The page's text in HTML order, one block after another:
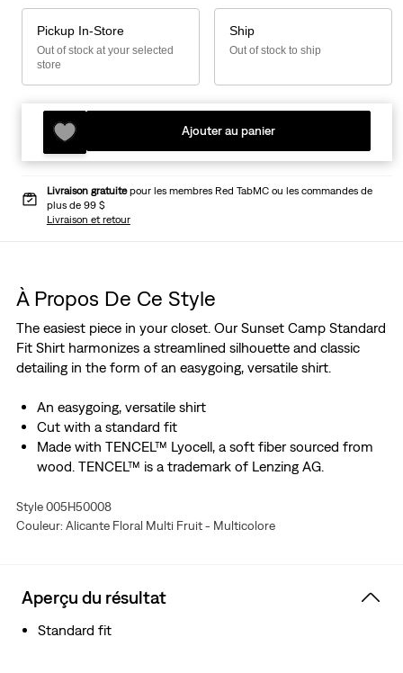
Pickup In-Store
Out of stock at your selected
store
Ship
Out of stock to ship
Ajouter au panier
Livraison gratuitepour les membres Red TabMC ou les commandes de
plus de 99 $
Livraison et retour
À Propos De Ce Style
The easiest piece in your closet. Our Sunset Camp Standard
Fit Shirt harmonizes a streamlined silhouette and classic
detailing in the form of an easygoing, versatile shirt.
An easygoing, versatile shirt
Cut with a standard fit
Made with TENCEL™ Lyocell, a soft fiber sourced from
wood. TENCEL™ is a trademark of Lenzing AG.
Style 005H50008
Couleur: Alicante Floral Multi Fruit - Multicolore
Aperçu du résultat
Standard fit